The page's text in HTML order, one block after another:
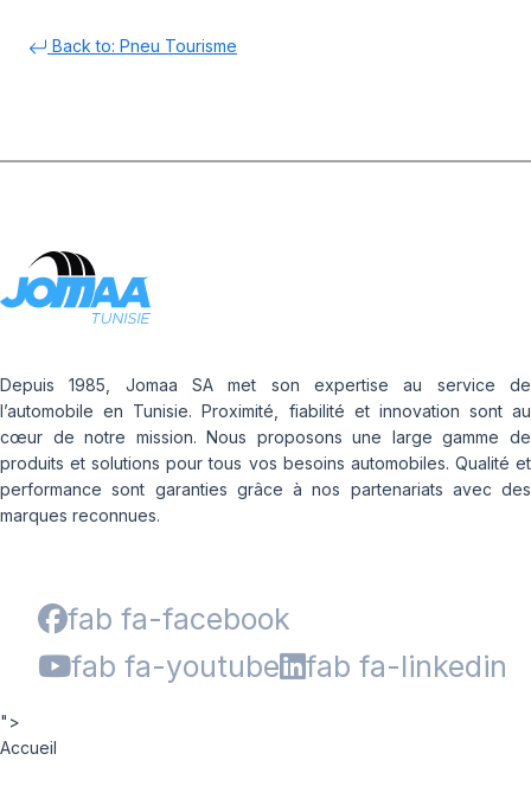
Back to: Pneu Tourisme
Depuis 1985, Jomaa SA met son expertise au service de
l’automobile en Tunisie. Proximité, fiabilité et innovation sont au
cœur de notre mission. Nous proposons une large gamme de
produits et solutions pour tous vos besoins automobiles. Qualité et
performance sont garanties grâce à nos partenariats avec des
marques reconnues.
fab fa-facebook
fab fa-youtube
fab fa-linkedin
">
Accueil